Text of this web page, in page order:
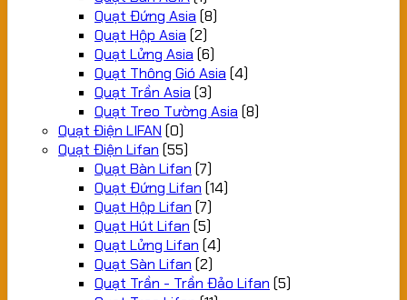
Quạt Đứng Asia (8)
Quạt Hộp Asia (2)
Quạt Lửng Asia (6)
Quạt Thông Gió Asia (4)
Quạt Trần Asia (3)
Quạt Treo Tường Asia (8)
Quạt Điện LIFAN (0)
Quạt Điện Lifan (55)
Quạt Bàn Lifan (7)
Quạt Đứng Lifan (14)
Quạt Hộp Lifan (7)
Quạt Hút Lifan (5)
Quạt Lửng Lifan (4)
Quạt Sàn Lifan (2)
Quạt Trần - Trần Đảo Lifan (5)